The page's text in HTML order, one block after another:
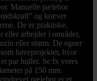
Manuelle pælebor
og kræver
De er praktiske,
eller arbejder i områder,
eller strøm. De egner
haveprojekter, hvor
par huller. Se fx vores
på 150 mm.